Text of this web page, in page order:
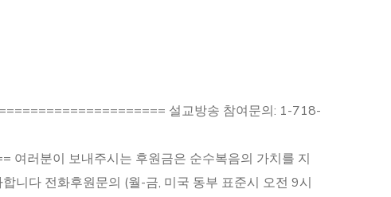
설교방송 참여문의: 1-718-
러분이 보내주시는 후원금은 순수복음의 가치를 지
합니다 전화후원문의 (월-금, 미국 동부 표준시 오전 9시